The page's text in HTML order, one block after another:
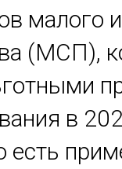
малого
(МСП),
в
есть